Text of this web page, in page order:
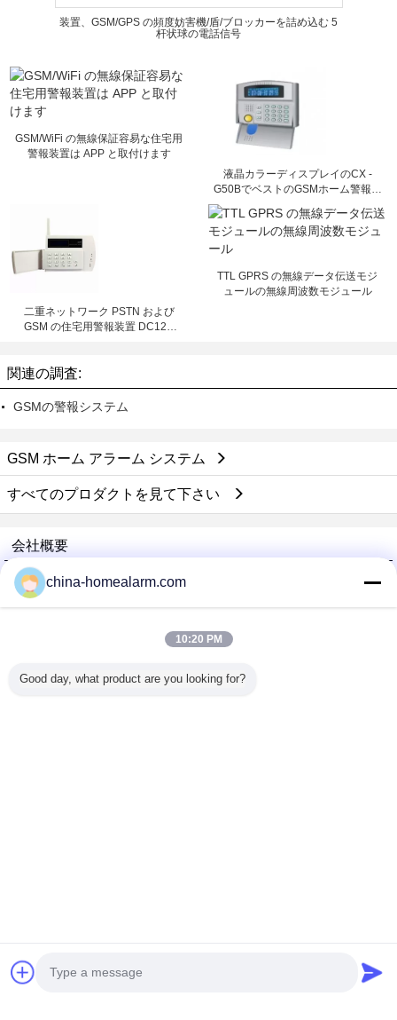
装置、GSM/GPS の頻度妨害機/盾/ブロッカーを詰め込む 5
杆状球の電話信号
GSM/WiFi の無線保証容易な住宅用
警報装置は APP と取付けます
液晶カラーディスプレイのCX -
G50BでベストのGSMホーム警報シ
ステム
二重ネットワーク PSTN および
GSM の住宅用警報装置 DC12V
TTL GPRS の無線データ伝送モジ
ュールの無線周波数モジュール
関連の調査:
GSMの警報システム
GSM ホーム アラーム システム
すべてのプロダクトを見て下さい
会社概要
Alarms Series Technology Co., Limited
検証サプライヤー
Verified Suplier
china-homealarm.com
10:20 PM
Good day, what product are you looking for?